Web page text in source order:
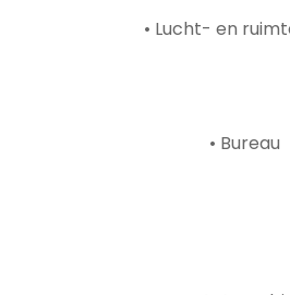
• Lucht- en
• Bureau